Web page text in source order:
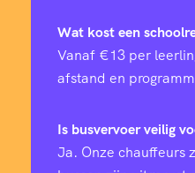
Wat kost een
Vanaf €13 per
afstand en
Is busvervoer veilig
Ja. Onze chauffeurs